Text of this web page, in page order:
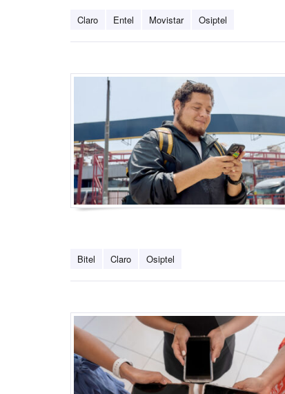
Claro Entel Movistar Osiptel
Bitel Claro Osiptel